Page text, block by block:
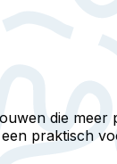
die
praktisch